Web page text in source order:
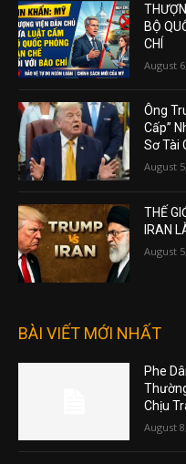
BỘ
CHÍ
August
Ông
Cấp”
Sơ Tài
August
THẾ
IRAN
August
BÀI VIẾT MỚI NHẤT
Phe
Chịu
August